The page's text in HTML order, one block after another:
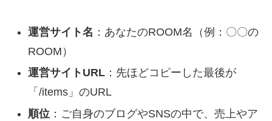
運営サイト名 ：あなたのROOM名（例：〇〇の
ROOM）
運営サイトURL：先ほどコピーした最後が
「/items」のURL
順位：ご自身のブログやSNSの中で、売上やア